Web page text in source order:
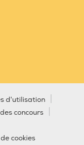
d'utilisation
concours
cookies